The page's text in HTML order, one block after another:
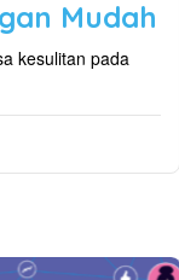
Mudah
kesulitan pada